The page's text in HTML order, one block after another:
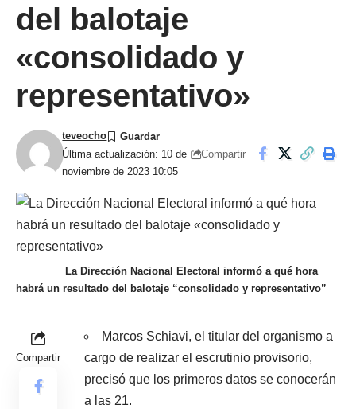
del balotaje
«consolidado y
representativo»
Última actualización: 10 de
noviembre de 2023 10:05
teveocho
Compartir
La Dirección Nacional Electoral informó a qué hora
habrá un resultado del balotaje “consolidado y representativo”
Compartir
Marcos Schiavi, el titular del organismo a
cargo de realizar el escrutinio provisorio,
precisó que los primeros datos se conocerán
a las 21.